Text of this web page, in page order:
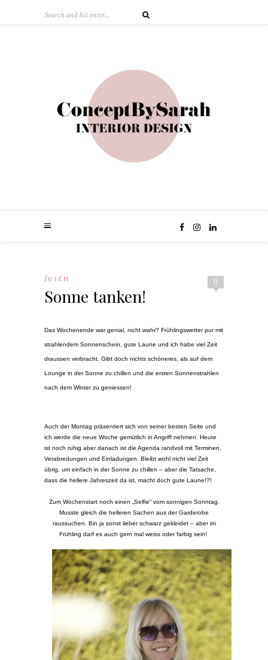
0
In ICH
Sonne tanken!
Das Wochenende war genial, nicht wahr? Frühlingswetter pur mit
strahlendem Sonnenschein, gute Laune und ich habe viel Zeit
draussen verbracht. Gibt doch nichts schöneres, als auf dem
Lounge in der Sonne zu chillen und die ersten Sonnenstrahlen
nach dem Winter zu geniessen!
Auch der Montag präsentiert sich von seiner besten Seite und
ich werde die neue Woche gemütlich in Angriff nehmen. Heute
ist noch ruhig aber danach ist die Agenda randvoll mit Terminen,
Verabredungen und Einladungen. Bleibt wohl nicht viel Zeit
übrig, um einfach in der Sonne zu chillen – aber die Tatsache,
dass die hellere Jahreszeit da ist, macht doch gute Laune!?!
Zum Wochenstart noch einen „Selfie“ vom sonnigen Sonntag.
Musste gleich die helleren Sachen aus der Garderobe
raussuchen. Bin ja sonst lieber schwarz gekleidet – aber im
Frühling darf es auch gern mal weiss oder farbig sein!